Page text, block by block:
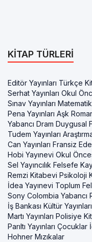
KITAP TÜRLERI
Editör Yayınları Türkçe
Serhat Yayınları Okul
Sınav Yayınları
Pena Yayınları Aşk
Yabancı Dram Duygusal
Tudem Yayınları
Can Yayınları Fransiz
Hobi Yayınevi Okul
Sel Yayıncılık Felsefe
Remzi Kitabevi Psikoloji
İdea Yayınevi Toplum
Sony Colombia Yabancı
İş Bankası Kültür
Martı Yayınları Polisiye
Parıltı Yayınları
Hohner Mızıkalar